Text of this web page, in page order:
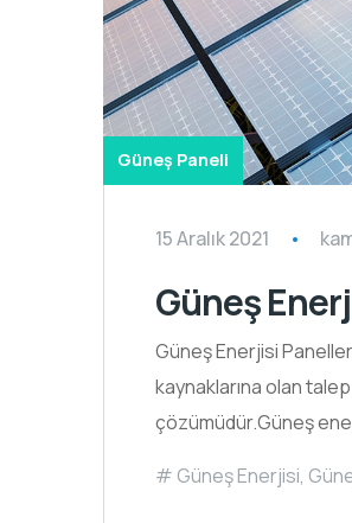
Güneş Paneli
15 Aralık 2021
Güneş
Güneş Enerjisi
kaynaklarına olan
çözümüdür.Güneş
Güneş Enerjisi,